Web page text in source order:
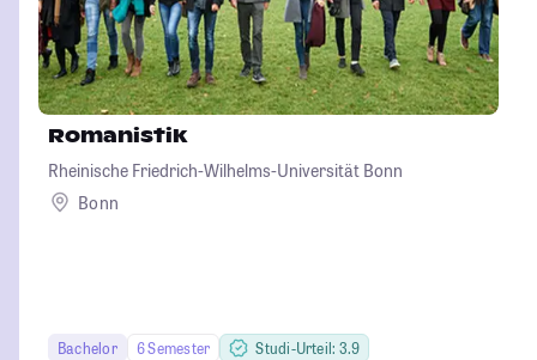
Romanistik
Rheinische Friedrich-Wilhelms-Universität Bonn
Bonn
Bachelor 6 Semester Studi-Urteil: 3.9